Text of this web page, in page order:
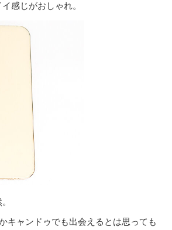
感じがおしゃれ。
キャンドゥでも出会えるとは思っても